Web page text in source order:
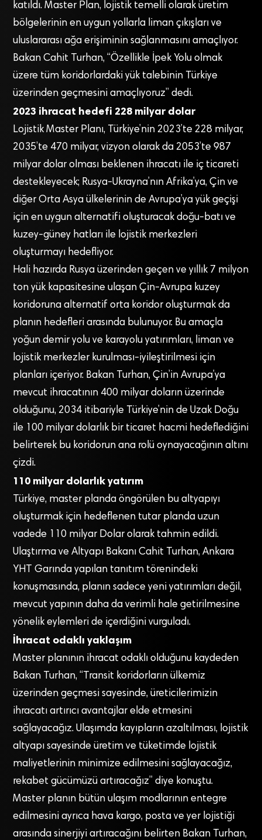
katıldı. Master Plan, lojistik temelli olarak üretim
bölgelerinin en uygun yollarla liman çıkışları ve
uluslararası ağa erişiminin sağlanmasını amaçlıyor.
Bakan Cahit Turhan, “Özellikle İpek Yolu olmak
üzere tüm koridorlardaki yük talebinin Türkiye
üzerinden geçmesini amaçlıyoruz” dedi.
2023 ihracat hedefi 228 milyar dolar
Lojistik Master Planı, Türkiye’nin 2023’te 228 milyar,
2035’te 470 milyar, vizyon olarak da 2053’te 987
milyar dolar olması beklenen ihracatı ile iç ticareti
destekleyecek; Rusya-Ukrayna’nın Afrika’ya, Çin ve
diğer Orta Asya ülkelerinin de Avrupa’ya yük geçişi
için en uygun alternatifi oluşturacak doğu-batı ve
kuzey-güney hatları ile lojistik merkezleri
oluşturmayı hedefliyor.
Hali hazırda Rusya üzerinden geçen ve yıllık 7 milyon
ton yük kapasitesine ulaşan Çin-Avrupa kuzey
koridoruna alternatif orta koridor oluşturmak da
planın hedefleri arasında bulunuyor. Bu amaçla
yoğun demir yolu ve karayolu yatırımları, liman ve
lojistik merkezler kurulması-iyileştirilmesi için
planları içeriyor. Bakan Turhan, Çin’in Avrupa’ya
mevcut ihracatının 400 milyar doların üzerinde
olduğunu, 2034 itibariyle Türkiye’nin de Uzak Doğu
ile 100 milyar dolarlık bir ticaret hacmi hedeflediğini
belirterek bu koridorun ana rolü oynayacağının altını
çizdi.
110 milyar dolarlık yatırım
Türkiye, master planda öngörülen bu altyapıyı
oluşturmak için hedeflenen tutar planda uzun
vadede 110 milyar Dolar olarak tahmin edildi.
Ulaştırma ve Altyapı Bakanı Cahit Turhan, Ankara
YHT Garında yapılan tanıtım törenindeki
konuşmasında, planın sadece yeni yatırımları değil,
mevcut yapının daha da verimli hale getirilmesine
yönelik eylemleri de içerdiğini vurguladı.
İhracat odaklı yaklaşım
Master planının ihracat odaklı olduğunu kaydeden
Bakan Turhan, “Transit koridorların ülkemiz
üzerinden geçmesi sayesinde, üreticilerimizin
ihracatı artırıcı avantajlar elde etmesini
sağlayacağız. Ulaşımda kayıpların azaltılması, lojistik
altyapı sayesinde üretim ve tüketimde lojistik
maliyetlerinin minimize edilmesini sağlayacağız,
rekabet gücümüzü artıracağız” diye konuştu.
Master planın bütün ulaşım modlarının entegre
edilmesini ayrıca hava kargo, posta ve yer lojistiği
arasında sinerjiyi artıracağını belirten Bakan Turhan,